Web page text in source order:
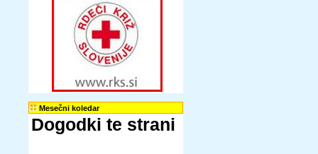
Mesečni koledar
Dogodki te strani